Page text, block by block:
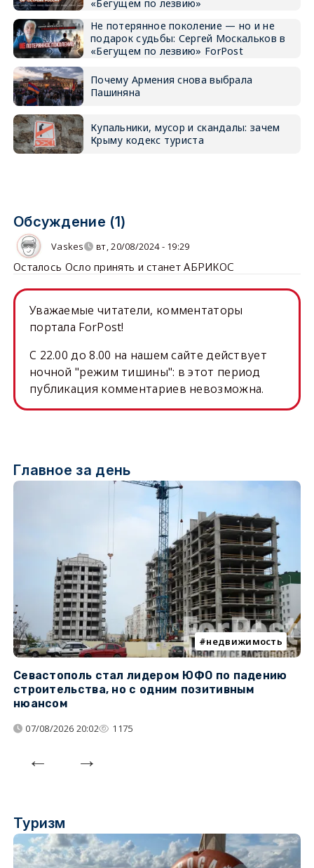
«Бегущем по лезвию»
Не потерянное поколение — но и не
подарок судьбы: Сергей Москальков в
«Бегущем по лезвию» ForPost
Почему Армения снова выбрала
Пашиняна
Купальники, мусор и скандалы: зачем
Крыму кодекс туриста
Обсуждение (1)
Vaskes вт, 20/08/2024 - 19:29
Осталось Осло принять и станет АБРИКОС
Уважаемые читатели, комментаторы
портала ForPost!
C 22.00 до 8.00 на нашем сайте действует
ночной "режим тишины": в этот период
публикация комментариев невозможна.
Главное за день
недвижимость
Севастополь стал лидером ЮФО по падению
строительства, но с одним позитивным
нюансом
07/08/2026 20:02 1175
Туризм